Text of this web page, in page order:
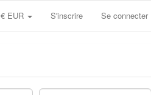
€ EUR S'inscrire Se connecter